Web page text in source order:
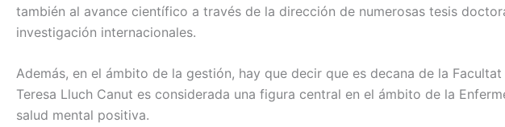
también al avance científico a través de la dirección de numerosas tesis
investigación internacionales.
Además, en el ámbito de la gestión, hay que decir que es decana de la
Teresa Lluch Canut es considerada una figura central en el ámbito de la
salud mental positiva.